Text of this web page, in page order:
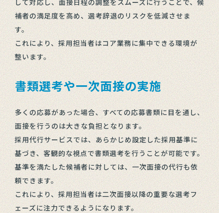
して対応し、面接日程の調整をスムーズに行うことで、候
補者の満足度を高め、選考辞退のリスクを低減させま
す。
これにより、採用担当者はコア業務に集中できる環境が
整います。
書類選考や一次面接の実施
多くの応募があった場合、すべての応募書類に目を通し、
面接を行うのは大きな負担となります。
採用代行サービスでは、あらかじめ設定した採用基準に
基づき、客観的な視点で書類選考を行うことが可能です。
基準を満たした候補者に対しては、一次面接の代行も依
頼できます。
これにより、採用担当者は二次面接以降の重要な選考フ
ェーズに注力できるようになります。